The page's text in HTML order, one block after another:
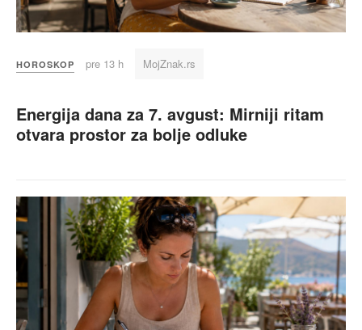
HOROSKOP pre 13 h MojZnak.rs
Energija dana za 7. avgust: Mirniji ritam
otvara prostor za bolje odluke